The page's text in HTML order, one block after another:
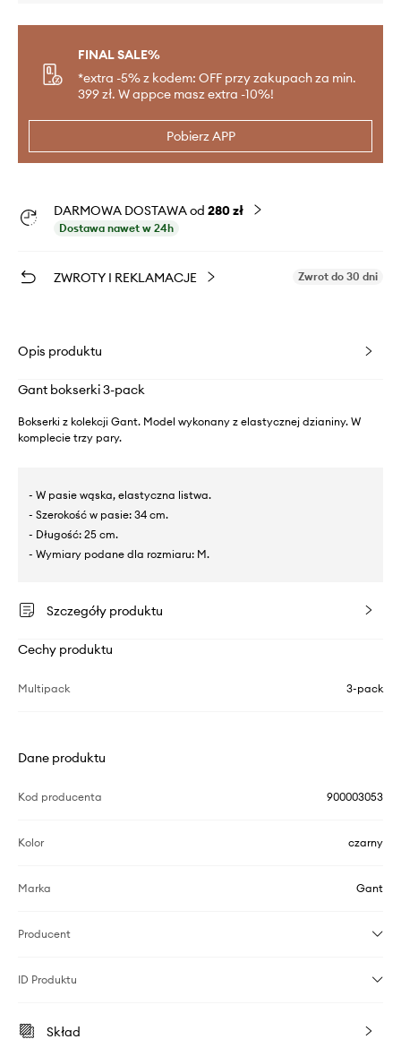
FINAL SALE%
*extra -5% z kodem: OFF przy zakupach za min.
399 zł. W appce masz extra -10%!
Pobierz APP
DARMOWA DOSTAWA od 280 zł
Dostawa nawet w 24h
ZWROTY I REKLAMACJE Zwrot do 30 dni
Opis produktu
Gant bokserki 3-pack
Bokserki z kolekcji Gant. Model wykonany z elastycznej dzianiny. W
komplecie trzy pary.
- W pasie wąska, elastyczna listwa.
- Szerokość w pasie: 34 cm.
- Długość: 25 cm.
- Wymiary podane dla rozmiaru: M.
Szczegóły produktu
Cechy produktu
Multipack 3-pack
Dane produktu
Kod producenta 900003053
Kolor czarny
Marka Gant
Producent
ID Produktu
Skład